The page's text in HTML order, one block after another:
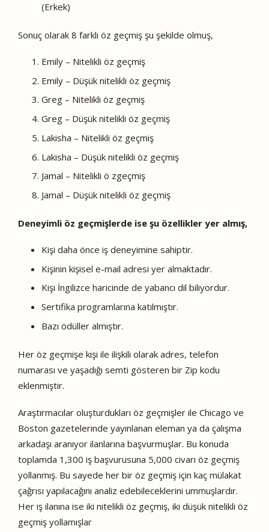
(Erkek)
Sonuç olarak 8 farklı öz geçmiş şu şekilde olmuş,
Emily – Nitelikli öz geçmiş
Emily – Düşük nitelikli öz geçmiş
Greg – Nitelikli öz geçmiş
Greg – Düşük nitelikli öz geçmiş
Lakisha – Nitelikli öz geçmiş
Lakisha – Düşük nitelikli öz geçmiş
Jamal – Nitelikli ö zgeçmiş
Jamal – Düşük nitelikli öz geçmiş
Deneyimli öz geçmişlerde ise şu özellikler yer almış,
Kişi daha önce iş deneyimine sahiptir.
Kişinin kişisel e-mail adresi yer almaktadır.
Kişi İngilizce haricinde de yabancı dil biliyordur.
Sertifika programlarına katılmıştır.
Bazı ödüller almıştır.
Her öz geçmişe kişi ile ilişkili olarak adres, telefon
numarası ve yaşadığı semti gösteren bir Zip kodu
eklenmiştir.
Araştırmacılar oluşturdukları öz geçmişler ile Chicago ve
Boston gazetelerinde yayınlanan eleman ya da çalışma
arkadaşı aranıyor ilanlarına başvurmuşlar. Bu konuda
toplamda 1,300 iş başvurusuna 5,000 civarı öz geçmiş
yollanmış. Bu sayede her bir öz geçmiş için kaç mülakat
çağrısı yapılacağını analiz edebileceklerini ummuşlardır.
Her iş ilanına ise iki nitelikli öz geçmiş, iki düşük nitelikli öz
geçmiş yollamışlar